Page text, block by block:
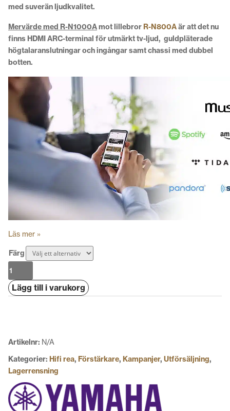
med suverän ljudkvalitet.
Mervärde med R-N1000Amot lillebrorR-N800Aär att det nu
finns HDMI ARC-terminal för utmärkt tv-ljud, guldpläterade
högtalaranslutningar och ingångar samt chassi med dubbel
botten.
Läs mer »
Färg
Yamaha
R-
N1000A
Lägg till i varukorg
Artikelnr: N/A
Kategorier: Hifi rea, Förstärkare, Kampanjer, Utförsäljning,
Lagerrensning